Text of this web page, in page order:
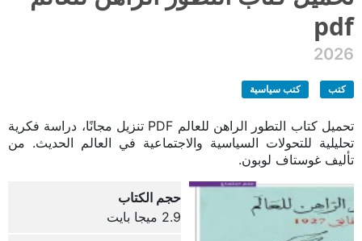
pdf
2026
كتب كتب سياسية
تحميل كتاب التطور الراهن للعالم PDF تنزيل مجانًا، دراسة فكرية
تحليلية للتحولات السياسية والاجتماعية في العالم الحديث. من
تأليف غوستاف لوبون.
حجم الكتاب
2.9 ميجا بايت